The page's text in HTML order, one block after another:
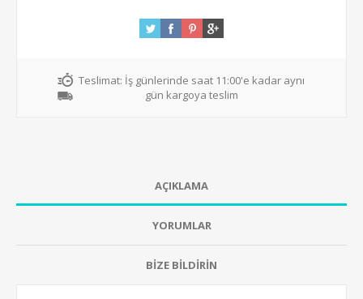
Teslimat: İş günlerinde saat 11:00'e kadar aynı
gün kargoya teslim
AÇIKLAMA
YORUMLAR
BİZE BİLDİRİN